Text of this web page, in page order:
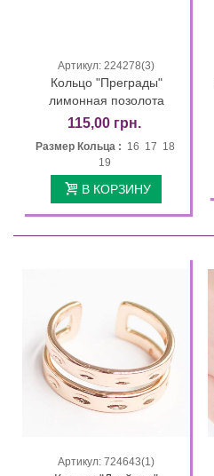
Артикул: 224278(3)
Кольцо "Преграды"
лимонная позолота
115,00 грн.
Размер Кольца : 16 17 18
19
В КОРЗИНУ
Артикул: 724643(1)